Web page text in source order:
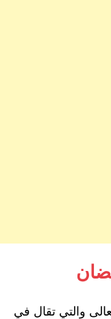
والتي تقال في